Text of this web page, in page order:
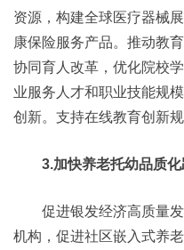
资源，构建全球医疗器械
康保险服务产品。推动教
协同育人改革，优化院校
业服务人才和职业技能规
创新。支持在线教育创新规
3.加快养老托幼品质化
促进银发经济高质量发
机构，促进社区嵌入式养